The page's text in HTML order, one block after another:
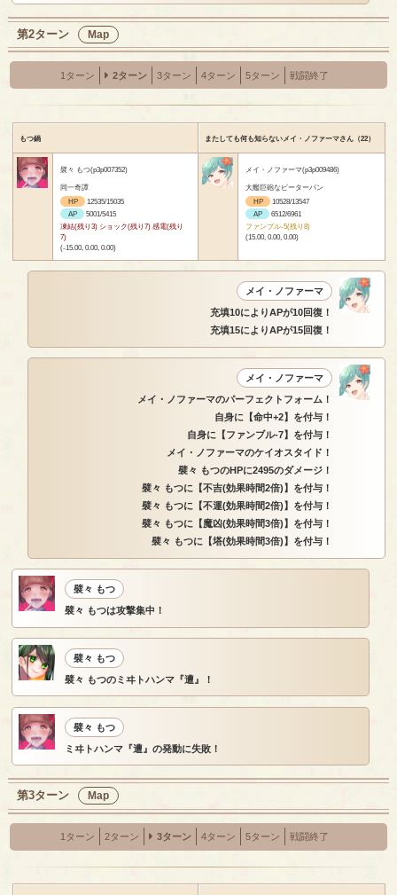
第2ターン Map
1ターン 2ターン 3ターン 4ターン 5ターン 戦闘終了
もつ鍋 またしても何も知らないメイ・ノファーマさん（22）
襞々 もつ(p3p007352)
同一奇譚
HP
12535/15035
AP
5001/5415
凍結(残り3) ショック(残り7) 感電(残り
7)
(-15.00, 0.00, 0.00)
メイ・ノファーマ(p3p009486)
大艦巨砲なピーターパン
HP
10528/13547
AP
6512/6961
ファンブル-5(残り8)
(15.00, 0.00, 0.00)
メイ・ノファーマ
充填10によりAPが10回復！
充填15によりAPが15回復！
メイ・ノファーマ
メイ・ノファーマのパーフェクトフォーム！
自身に【命中+2】を付与！
自身に【ファンブル-7】を付与！
メイ・ノファーマのケイオスタイド！
襞々 もつのHPに2495のダメージ！
襞々 もつに【不吉(効果時間2倍)】を付与！
襞々 もつに【不運(効果時間2倍)】を付与！
襞々 もつに【魔凶(効果時間3倍)】を付与！
襞々 もつに【塔(効果時間3倍)】を付与！
襞々 もつ
襞々 もつは攻撃集中！
襞々 もつ
襞々 もつのミヰトハンマ『遭』！
襞々 もつ
ミヰトハンマ『遭』の発動に失敗！
第3ターン Map
1ターン 2ターン 3ターン 4ターン 5ターン 戦闘終了